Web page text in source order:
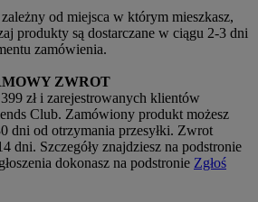
od miejsca w którym mieszkasz,
produkty są dostarczane w ciągu 2-3 dni
zamówienia.
ZWROT
zł i zarejestrowanych klientów
Club. Zamówiony produkt możesz
dni od otrzymania przesyłki. Zwrot
dni. Szczegóły znajdziesz na podstronie
dokonasz na podstronie Zgłoś